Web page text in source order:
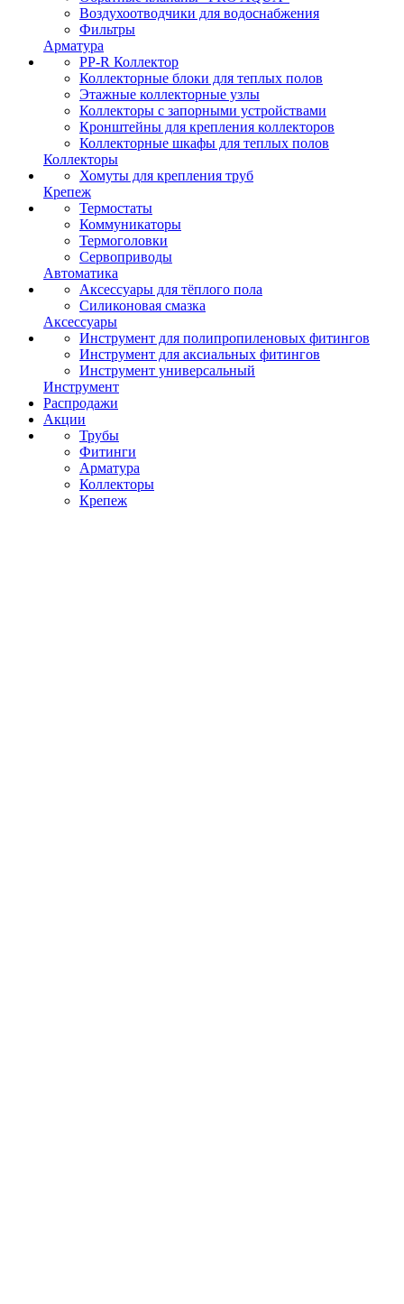
Воздухоотводчики для водоснабжения
Фильтры
Арматура
PP-R Коллектор
Коллекторные блоки для теплых полов
Этажные коллекторные узлы
Коллекторы с запорными устройствами
Кронштейны для крепления коллекторов
Коллекторные шкафы для теплых полов
Коллекторы
Хомуты для крепления труб
Крепеж
Термостаты
Коммуникаторы
Термоголовки
Сервоприводы
Автоматика
Аксессуары для тёплого пола
Силиконовая смазка
Аксессуары
Инструмент для полипропиленовых фитингов
Инструмент для аксиальных фитингов
Инструмент универсальный
Инструмент
Распродажи
Акции
Трубы
Фитинги
Арматура
Коллекторы
Крепеж